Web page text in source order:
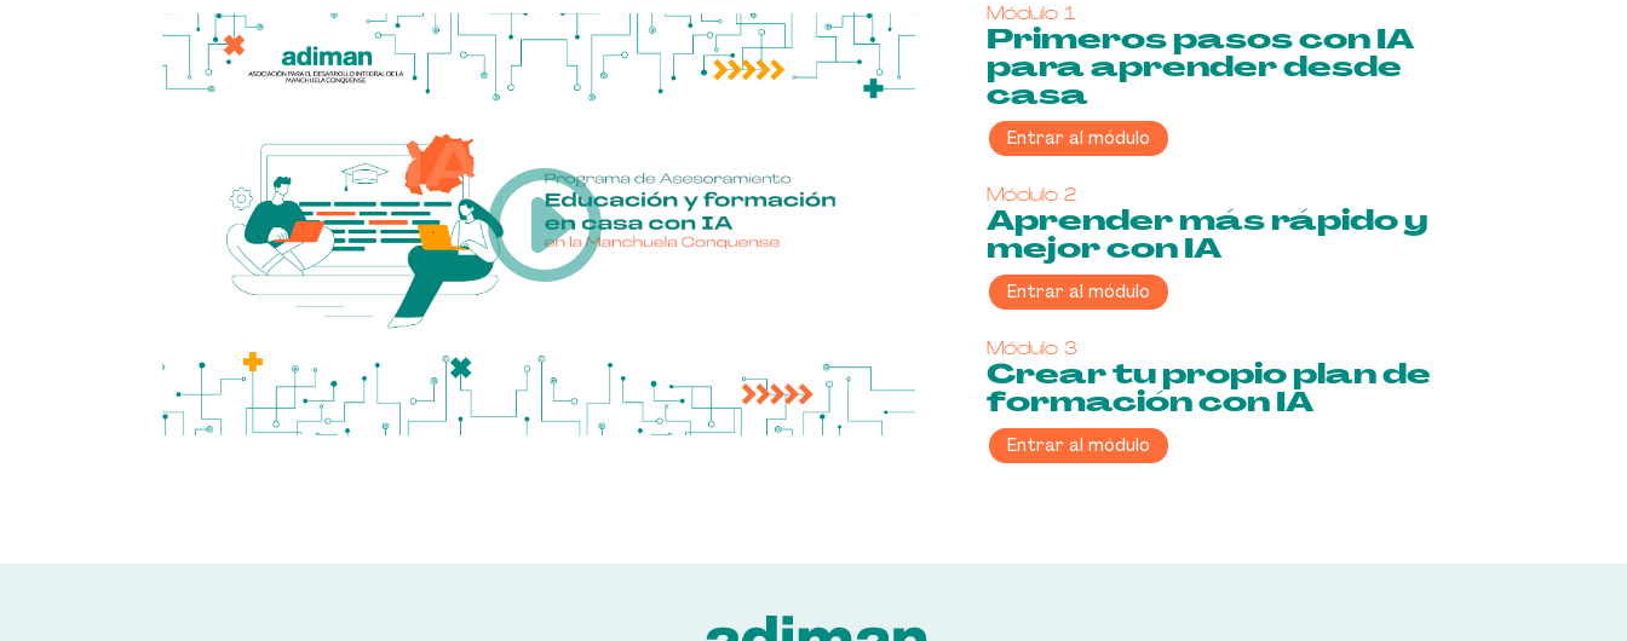
Módulo 1
Primeros pasos con IA
para aprender desde
casa
Entrar al módulo
Módulo 2
Aprender más rápido y
mejor con IA
Entrar al módulo
Módulo 3
Crear tu propio plan de
formación con IA
Entrar al módulo